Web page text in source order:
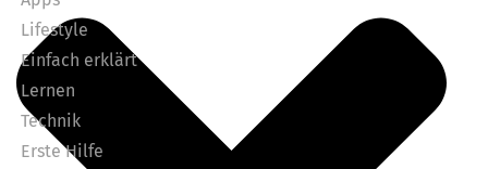
Lifestyle
Einfach erklärt
Lernen
Technik
Erste Hilfe